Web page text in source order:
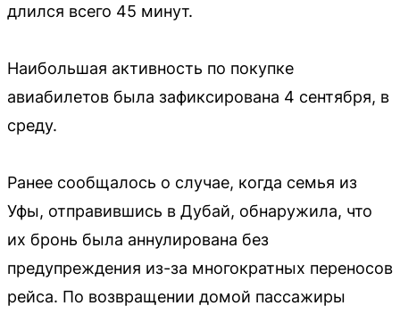
длился всего 45 минут.
Наибольшая активность по покупке
авиабилетов была зафиксирована 4 сентября, в
среду.
Ранее сообщалось о случае, когда семья из
Уфы, отправившись в Дубай, обнаружила, что
их бронь была аннулирована без
предупреждения из-за многократных переносов
рейса. По возвращении домой пассажиры